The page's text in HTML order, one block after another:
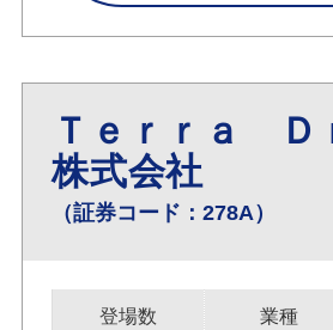
Ｔｅｒｒａ Ｄ
株式会社
（証券コード：278A）
登場数 業種